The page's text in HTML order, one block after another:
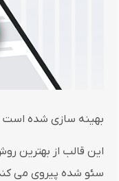
بهینه سازی شده است
سئو شده پیروی می